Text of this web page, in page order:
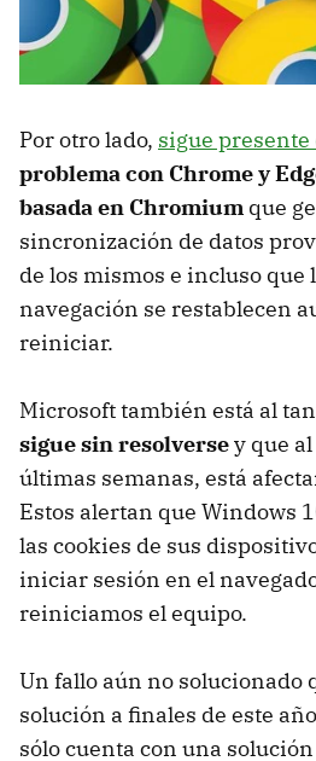
Por otro lado, sigue
problema con Chrome y
basada en Chromium que
sincronización de datos
de los mismos e incluso que
navegación se restablecen
reiniciar.
Microsoft también está al
sigue sin resolversey que
últimas semanas, está
Estos alertan que Windows
las cookies de sus
iniciar sesión en el
reiniciamos el equipo.
Un fallo aún no solucionado
solución a finales de este
sólo cuenta con una